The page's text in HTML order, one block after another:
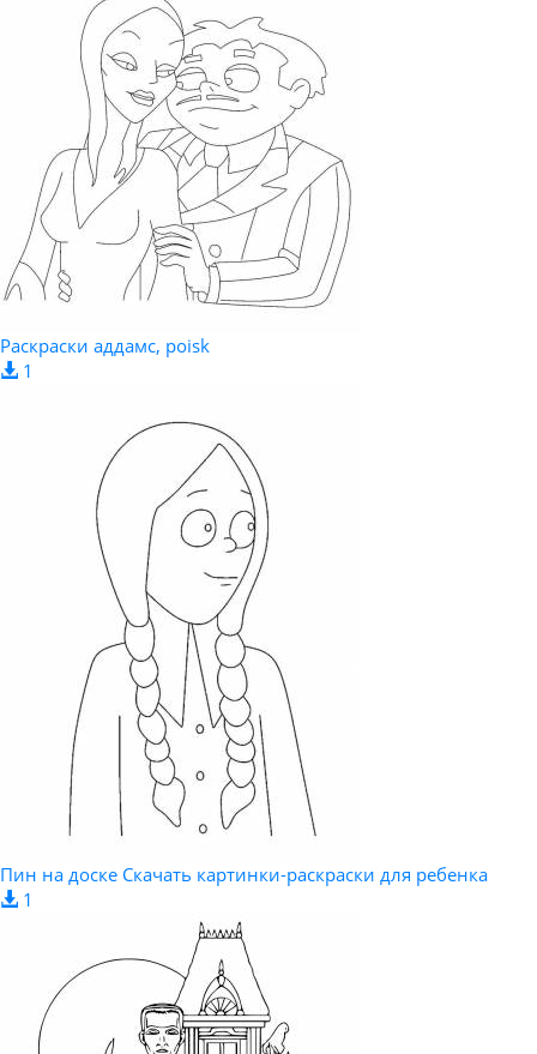
Раскраски аддамс, poisk
1
Пин на доске Скачать картинки-раскраски для ребенка
1